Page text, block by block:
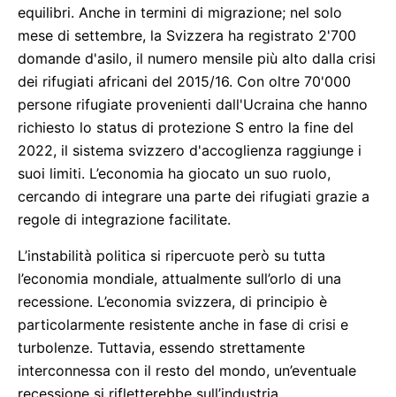
equilibri. Anche in termini di migrazione; nel solo
mese di settembre, la Svizzera ha registrato 2'700
domande d'asilo, il numero mensile più alto dalla crisi
dei rifugiati africani del 2015/16. Con oltre 70'000
persone rifugiate provenienti dall'Ucraina che hanno
richiesto lo status di protezione S entro la fine del
2022, il sistema svizzero d'accoglienza raggiunge i
suoi limiti. L’economia ha giocato un suo ruolo,
cercando di integrare una parte dei rifugiati grazie a
regole di integrazione facilitate.
L’instabilità politica si ripercuote però su tutta
l’economia mondiale, attualmente sull’orlo di una
recessione. L’economia svizzera, di principio è
particolarmente resistente anche in fase di crisi e
turbolenze. Tuttavia, essendo strettamente
interconnessa con il resto del mondo, un’eventuale
recessione si rifletterebbe sull’industria